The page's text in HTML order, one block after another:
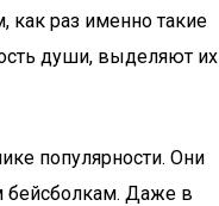
как раз именно такие
души, выделяют их
популярности. Они
бейсболкам. Даже в